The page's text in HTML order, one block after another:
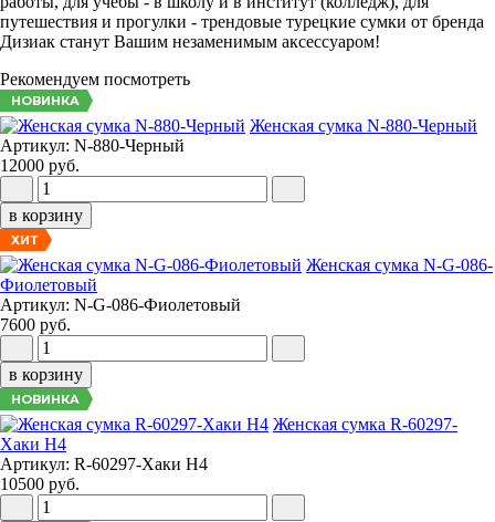
путешествия и прогулки - трендовые турецкие сумки от бренда
Дизиак станут Вашим незаменимым аксессуаром!
Рекомендуем посмотреть
НОВИНКА
Женская сумка N-880-Черный
Артикул: N-880-Черный
12000 руб.
в корзину
ХИТ
Женская сумка N-G-086-
Фиолетовый
Артикул: N-G-086-Фиолетовый
7600 руб.
в корзину
НОВИНКА
Женская сумка R-60297-
Хаки Н4
Артикул: R-60297-Хаки Н4
10500 руб.